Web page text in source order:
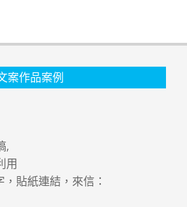
案作品案例
,
用
貼紙連結，來信：